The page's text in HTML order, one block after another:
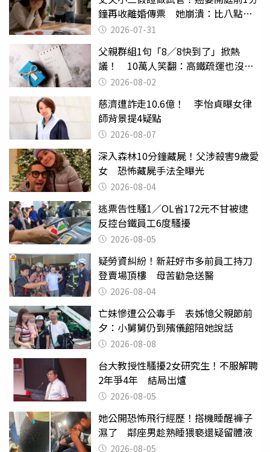
鐘再收離婚傳票 她崩潰：比八點檔
還扯2026-07-31
父親群組1句「8／8快到了」掀熱
議！ 10萬人笑翻：高鐵疏運也沒列
父親節
2026-08-02
慈濟遭詐走10.6億！ 李怡貞曝女律
師背景提4疑點
2026-08-07
深入森林10分鐘藏屍！父涉殺害9歲愛
女 恐怖藏屍手法全曝光
2026-08-04
逃票告性騷1／OL省172元不甘被逮
反控台鐵員工6度騷擾
2026-08-05
疑勞資糾紛！新莊好市多前員工持刀
登賣場頂樓 母苦勸急送醫
2026-08-04
亡妹慘遭公公毒手 表姊憶父親節前
夕：小舅舅仍到殯儀館陪她說話
2026-08-08
台大教授性騷擾2女研究生！不服解聘
2年爭4年 結局出爐
2026-08-05
她公開恐怖飛行經歷！搭機睡醒褲子
濕了 鄰座男趁熟睡猥褻還疑留體液
2026-08-05